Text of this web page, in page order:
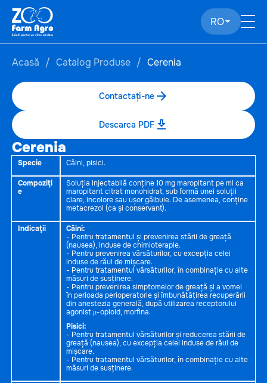
RO
Acasă Catalog Produse Cerenia
Contactați-ne
Descarca PDF
Cerenia
Specie Câini, pisici.
Compoziţi
e
Soluția injectabilă conține 10 mg maropitant pe ml ca
maropitant citrat monohidrat, sub formă unei soluții
clare, incolore sau ușor gălbuie. De asemenea, conține
metacrezol (ca și conservant).
Indicaţii
Câini:
- Pentru tratamentul și prevenirea stării de greață
(nausea), induse de chimioterapie.
- Pentru prevenirea vărsăturilor, cu excepția celei
induse de răul de mișcare.
- Pentru tratamentul vărsăturilor, în combinație cu alte
măsuri de susținere.
- Pentru prevenirea simptomelor de greață și a vomei
în perioada perioperatorie și îmbunătățirea recuperării
din anestezia generală, după utilizarea receptorului
agonist μ-opioid, morfina.
Pisici:
- Pentru tratamentul vărsăturilor și reducerea stării de
greață (nausea), cu excepția celei induse de răul de
mișcare.
- Pentru tratamentul vărsăturilor, în combinație cu alte
măsuri de susținere.